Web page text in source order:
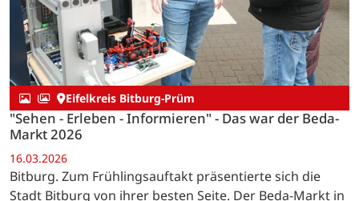
Eifelkreis Bitburg-Prüm
"Sehen - Erleben - Informieren" - Das war der Beda-
Markt 2026
16.03.2026
Bitburg. Zum Frühlingsauftakt präsentierte sich die
Stadt Bitburg von ihrer besten Seite. Der Beda-Markt in